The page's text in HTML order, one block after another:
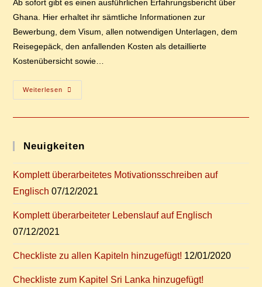
Ab sofort gibt es einen ausführlichen Erfahrungsbericht über
Ghana. Hier erhaltet ihr sämtliche Informationen zur
Bewerbung, dem Visum, allen notwendigen Unterlagen, dem
Reisegepäck, den anfallenden Kosten als detaillierte
Kostenübersicht sowie…
Weiterlesen
Er­
Fah­
Na
Online!
Neu­ig­kei­ten
Kom­plett über­ar­bei­te­tes Mo­ti­va­ti­ons­schrei­ben auf
Englisch 07/12/2021
Kom­plett über­ar­bei­te­ter Le­bens­lauf auf Englisch
07/12/2021
Check­lis­te zu al­len Ka­pi­teln hinzugefügt! 12/01/2020
Check­lis­te zum Ka­pi­tel Sri Lan­ka hinzugefügt!